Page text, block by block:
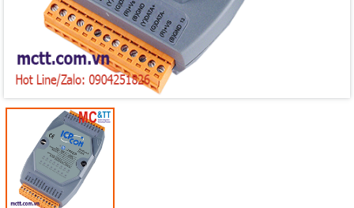
Mã giảm giá:
Ngày hết hạn:
Điều kiện: